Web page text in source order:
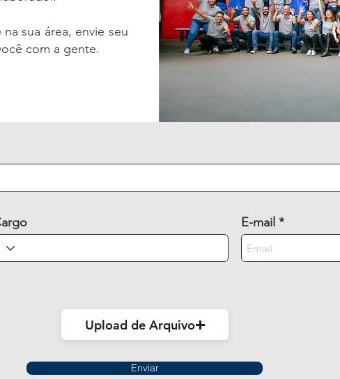
sua área, envie seu
com a gente.
E-mail
Upload de Arquivo
Enviar